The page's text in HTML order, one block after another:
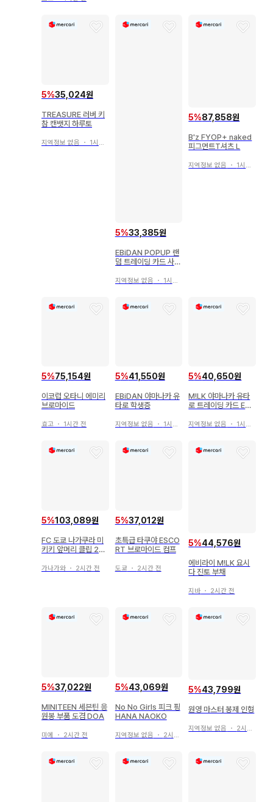
5%35,024원
TREASURE 러버 키
참 캔뱃지 하루토
지역정보 없음 ・ 1시간 전
5%33,385원
EBiDAN POPUP 랜
덤 트레이딩 카드 사쿠
지역정보 없음 ・ 1시간 전
5%87,858원
B'z FYOP+ naked
피그먼트T셔츠 L
지역정보 없음 ・ 1시간 전
5%75,154원
이코럽 오타니 에미리
브로마이드
효고 ・ 1시간 전
5%41,550원
EBiDAN 야마나카 유
타로 학생증
지역정보 없음 ・ 1시간 전
5%40,650원
M!LK 야마나카 유타
로 트레이딩 카드 EBi
E
지역정보 없음 ・ 1시간 전
5%103,089원
FC 도쿄 나가쿠라 미
키키 앞머리 클립 2개
가나가와 ・ 2시간 전
5%37,012원
초특급 타쿠야 ESCO
RT 브로마이드 컴프
도쿄 ・ 2시간 전
5%44,576원
에비라이 M!LK 요시
다 진토 부채
지바 ・ 2시간 전
5%37,022원
MINITEEN 세븐틴 응
원봉 부품 도겸 DOA
미에 ・ 2시간 전
5%43,069원
No No Girls 피크 핑
HANA NAOKO
지역정보 없음 ・ 2시간 전
5%43,799원
원영 마스터 봉제 인형
지역정보 없음 ・ 2시간 전